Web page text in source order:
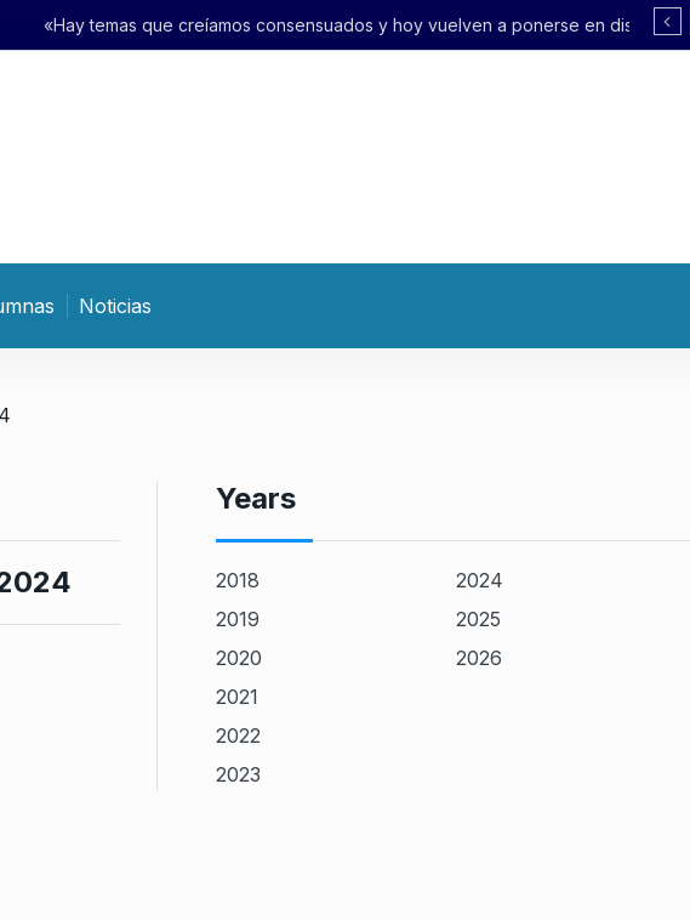
consensuados y hoy vuelven a ponerse en discusión»
Noticias
Years
2018
2019
2020
2021
2022
2023
2024
2025
2026